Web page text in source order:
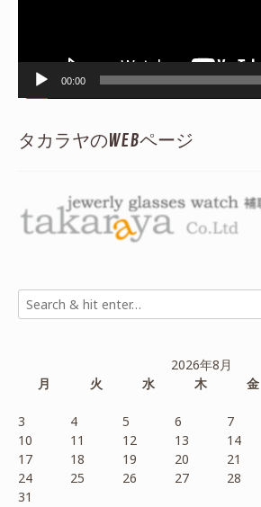
00:00
タカラヤのWEBページ
2026年8月
月
火 水 木 金
3
4 5 6 7
10
11 12 13 14
17
18 19 20 21
24
25 26 27 28
31